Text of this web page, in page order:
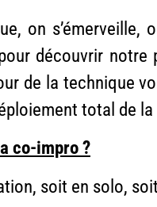
on
découvrir
de la technique
total de
co-impro ?
soit en solo,